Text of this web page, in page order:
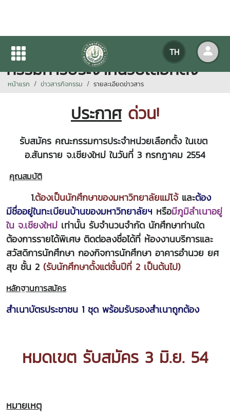
TH
ประกาศ ด่วน! รับสมัครคณะ
กรรมการประจำหน่วยเลือกตั้ง
หน้าแรก ข่าวสารกิจกรรม รายละเอียดข่าวสาร
ประกาศ ด่วน!
รับสมัคร คณะกรรมการประจำหน่วยเลือกตั้ง ในเขต
อ.สันทราย จ.เชียงใหม่ ในวันที่ 3 กรกฎาคม 2554
คุณสมบัติ
1.ต้องเป็นนักศึกษาของมหาวิทยาลัยแม่โจ้ และต้อง
มีชื่ออยู่ในทะเบียนบ้านของมหาวิทยาลัยฯ หรือมีภูมิลำเนาอยู่
ใน จ.เชียงใหม่ เท่านั้น รับจำนวนจำกัด นักศึกษาท่านใด
ต้องการรายได้พิเศษ ติดต่อลงชื่อได้ที่ ห้องงานบริการและ
สวัสดิการนักศึกษา กองกิจการนักศึกษา อาคารอำนวย ยศ
สุข ชั้น 2 (รับนักศึกษาตั้งแต่ชั้นปีที่ 2 เป็นต้นไป)
หลักฐานการสมัคร
สำเนาบัตรประชาชน 1 ชุด พร้อมรับรองสำเนาถูกต้อง
หมดเขต รับสมัคร 3 มิ.ย. 54
หมายเหตุ